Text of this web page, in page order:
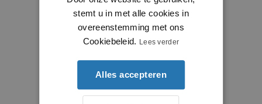
stemt u in met alle cookies in
overeenstemming met ons
Cookiebeleid. Lees verder
Alles accepteren